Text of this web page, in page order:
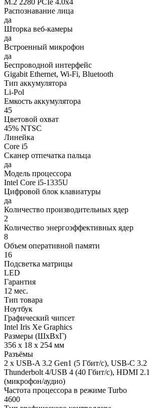
M.2 2280 PCIe 4.0x4
Распознавание лица
да
Шторка веб-камеры
да
Встроенный микрофон
да
Беспроводной интерфейс
Gigabit Ethernet, Wi-Fi, Bluetooth
Тип аккумулятора
Li-Pol
Емкость аккумулятора
45
Цветовой охват
45% NTSC
Линейка
Core i5
Сканер отпечатка пальца
да
Модель процессора
Intel Core i5-1335U
Цифровой блок клавиатуры
да
Количество производительных ядер
2
Количество энергоэффективных ядер
8
Объем оперативной памяти
16
Подсветка матрицы
LED
Гарантия
12 мес.
Тип товара
Ноутбук
Графический чипсет
Intel Iris Xe Graphics
Размеры (ШхВхГ)
356 x 18 x 254 мм
Разъёмы
2 x USB-A 3.2 Gen1 (5 Гбит/с), USB-C 3.2
Thunderbolt 4/USB 4 (40 Гбит/с), HDMI
(микрофон/аудио)
Частота процессора в режиме Turbo
4600